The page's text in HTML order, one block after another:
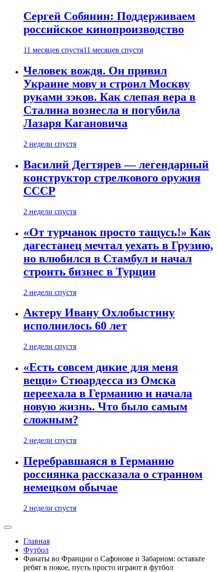
Сергей Собянин: Поддерживаем
российское кинопроизводство
11 месяцев спустя11 месяцев спустя
Человек вождя. Он привил
Украине мову и строил Москву
руками зэков. Как слепая вера в
Сталина вознесла и погубила
Лазаря Кагановича
2 недели спустя
Василий Дегтярев — легендарный
конструктор стрелкового оружия
СССР
2 недели спустя
«От турчанок просто тащусь!» Как
дагестанец мечтал уехать в Грузию,
но влюбился в Стамбул и начал
строить бизнес в Турции
2 недели спустя
Актеру Ивану Охлобыстину
исполнилось 60 лет
2 недели спустя
«Есть совсем дикие для меня
вещи» Стюардесса из Омска
переехала в Германию и начала
новую жизнь. Что было самым
сложным?
2 недели спустя
Перебравшаяся в Германию
россиянка рассказала о странном
немецком обычае
2 недели спустя
Главная
Футбол
Фанаты во Франции о Сафонове и Забарном: оставьте
ребят в покое, пусть просто играют в футбол